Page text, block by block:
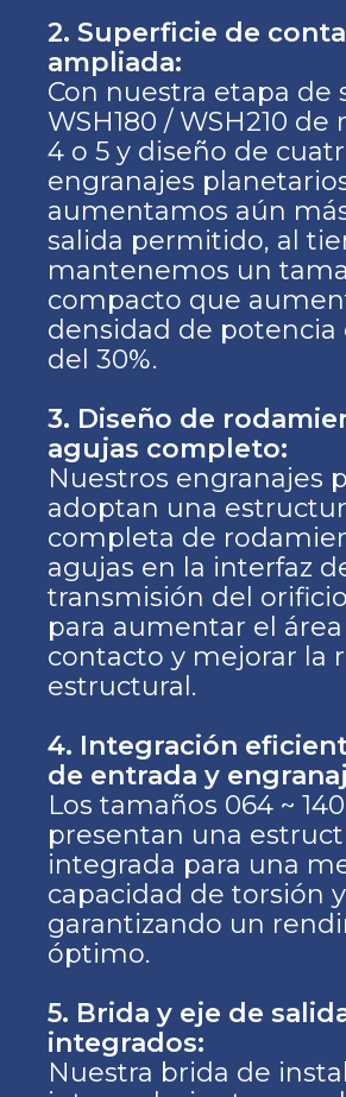
2. Superficie de
ampliada:
Con nuestra etapa de
WSH180 / WSH210 de
4 o 5 y diseño de
engranajes
aumentamos aún
salida permitido, al
mantenemos un
compacto que
densidad de potencia
del 30%.
3. Diseño de
agujas completo:
Nuestros engranajes
adoptan una
completa de
agujas en la interfaz
transmisión del
para aumentar el
contacto y mejorar la
estructural.
4. Integración
de entrada y
Los tamaños 064 ~ 140
presentan una
integrada para una
capacidad de torsión
garantizando un
óptimo.
5. Brida y eje de
integrados:
Nuestra brida de